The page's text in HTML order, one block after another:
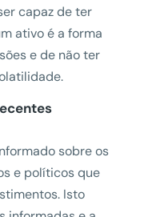
capaz de ter
ativo é a forma
e de não ter
sobre os
e políticos que
Isto